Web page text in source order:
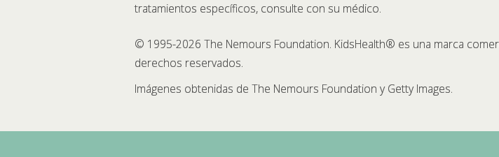
tratamientos específicos, consulte con su médico.
© 1995-2026 The Nemours Foundation. KidsHealth® es una marca
derechos reservados.
Imágenes obtenidas de The Nemours Foundation y Getty Images.